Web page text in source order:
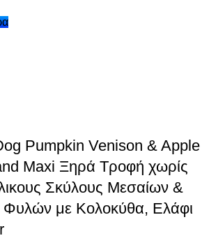
Pumpkin Venison & Apple
Maxi Ξηρά Τροφή χωρίς
Σκύλους Μεσαίων &
με Κολοκύθα, Ελάφι